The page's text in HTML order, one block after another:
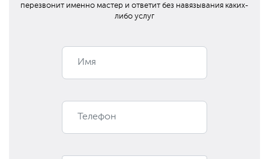
перезвонит именно мастер и ответит без навязывания каких-
либо услуг